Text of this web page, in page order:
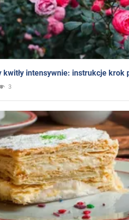
kwitły intensywnie: instrukcje krok
3